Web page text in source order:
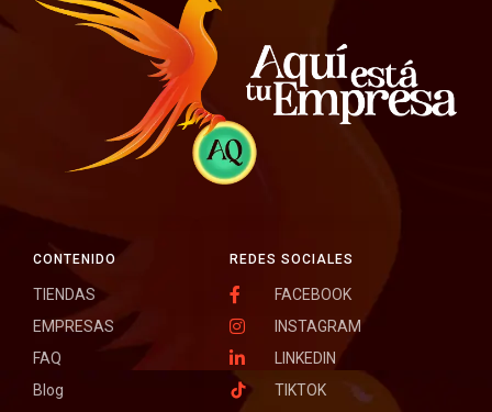
REDES SOCIALES
FACEBOOK
INSTAGRAM
LINKEDIN
TIKTOK
CONTENIDO
TIENDAS
EMPRESAS
FAQ
Blog